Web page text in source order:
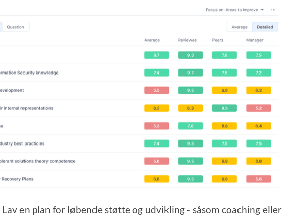
Lav en plan for løbende støtte og udvikling - såsom coaching eller